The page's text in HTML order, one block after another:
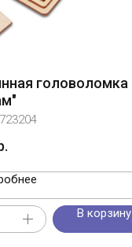
головоломка
723204
В корзину